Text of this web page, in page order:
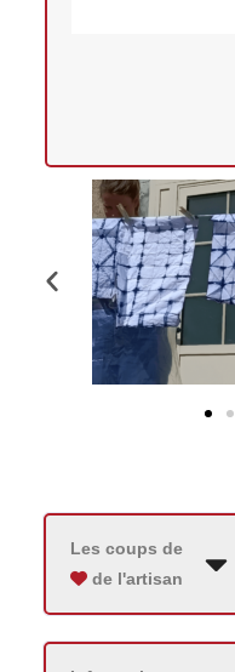
Les coups de
de l'artisan